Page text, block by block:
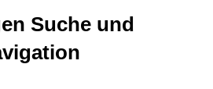
Suche und